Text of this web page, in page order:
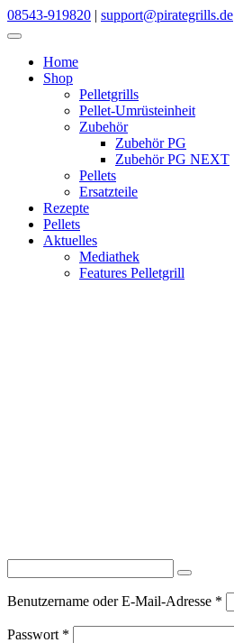
Skip
to
08543-919820 | support@pirategrills.de
Home
Shop
Pelletgrills
Pellet-Umrüsteinheit
Zubehör
Zubehör PG
Zubehör PG NEXT
Pellets
Ersatzteile
Rezepte
Pellets
Aktuelles
Mediathek
Features Pelletgrill
Benutzername oder E-Mail-Adresse *
Passwort *